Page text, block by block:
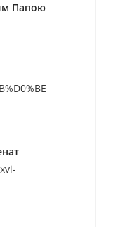
Папою